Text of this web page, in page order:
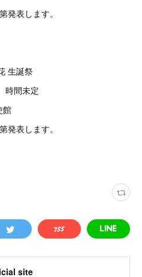
発表します。
生誕祭
時間未定
館
発表します。
site